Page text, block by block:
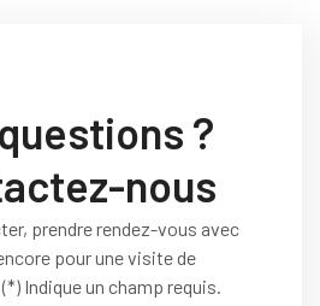
?
nous
prendre rendez-vous avec
pour une visite de
Indique un champ requis.